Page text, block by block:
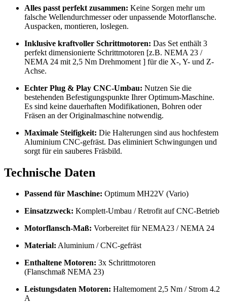
Alles passt perfekt zusammen: Keine Sorgen mehr um
falsche Wellendurchmesser oder unpassende Motorflansche.
Auspacken, montieren, loslegen.
Inklusive kraftvoller Schrittmotoren: Das Set enthält 3
perfekt dimensionierte Schrittmotoren [z.B. NEMA 23 /
NEMA 24 mit 2,5 Nm Drehmoment ] für die X-, Y- und Z-
Achse.
Echter Plug & Play CNC-Umbau: Nutzen Sie die
bestehenden Befestigungspunkte Ihrer Optimum-Maschine.
Es sind keine dauerhaften Modifikationen, Bohren oder
Fräsen an der Originalmaschine notwendig.
Maximale Steifigkeit: Die Halterungen sind aus hochfestem
Aluminium CNC-gefräst. Das eliminiert Schwingungen und
sorgt für ein sauberes Fräsbild.
Technische Daten
Passend für Maschine: Optimum MH22V (Vario)
Einsatzzweck: Komplett-Umbau / Retrofit auf CNC-Betrieb
Motorflansch-Maß: Vorbereitet für NEMA23 / NEMA 24
Material: Aluminium / CNC-gefräst
Enthaltene Motoren: 3x Schrittmotoren
(Flanschmaß NEMA 23)
Leistungsdaten Motoren: Haltemoment 2,5 Nm / Strom 4.2
A